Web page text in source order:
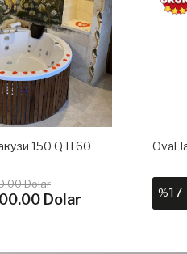
150 Q H 60
Dolar
Dolar
Oval
%17